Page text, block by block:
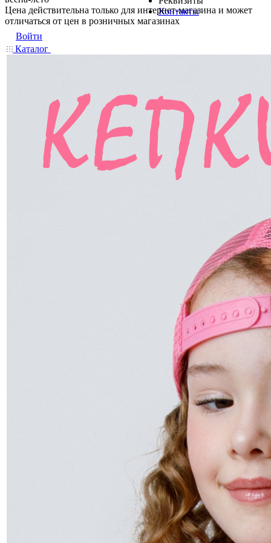
Контакты
Войти
Каталог
Цена действительна только для интернет-магазина и может
отличаться от цен в розничных магазинах